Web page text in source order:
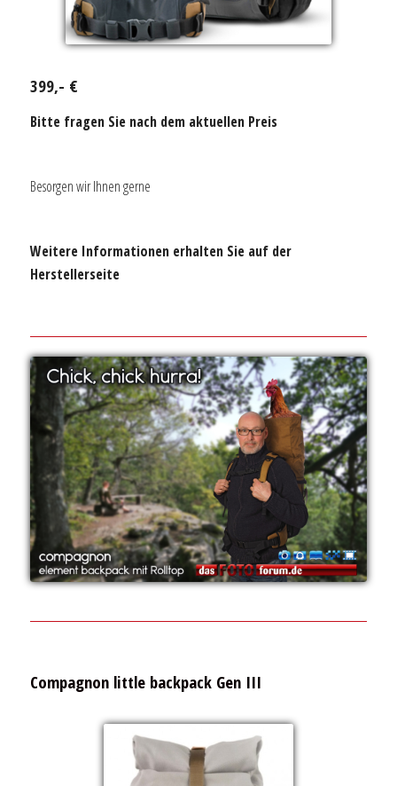
399,- €
Bitte fragen Sie nach dem aktuellen Preis
Besorgen wir Ihnen gerne
Weitere Informationen erhalten Sie auf der
Herstellerseite
Compagnon little backpack Gen III